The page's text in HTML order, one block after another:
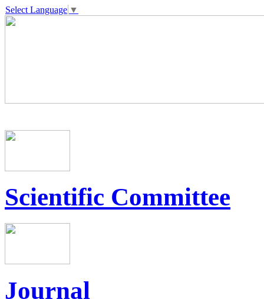
Select Language ▼
Scientific Committee
Journal